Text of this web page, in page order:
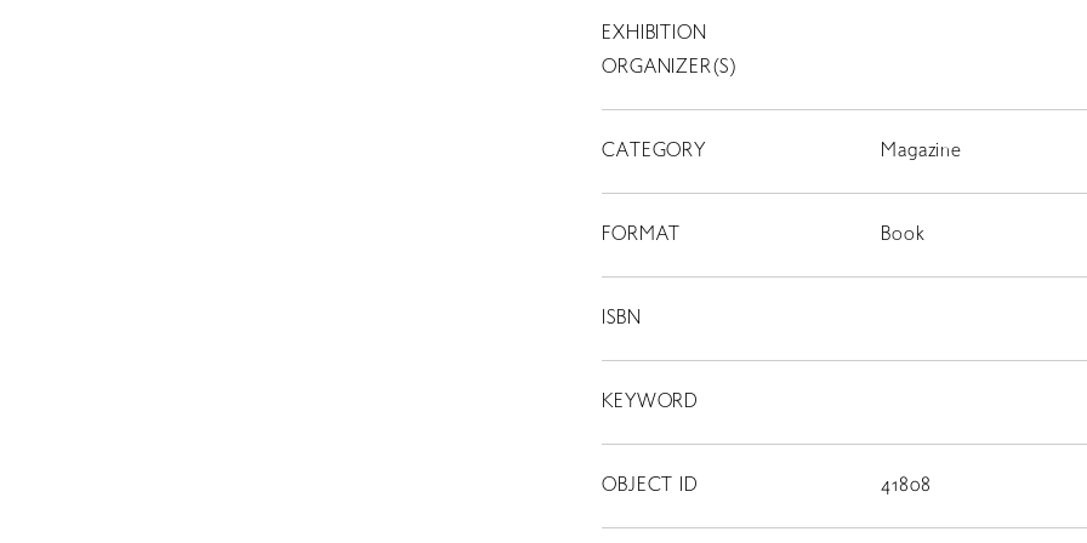
THINK ISLANDS RETRACE
動画
EXHIBITION
ORGANIZER(S)
CATEGORY Magazine
FORMAT Book
ISBN
KEYWORD
OBJECT ID 41808